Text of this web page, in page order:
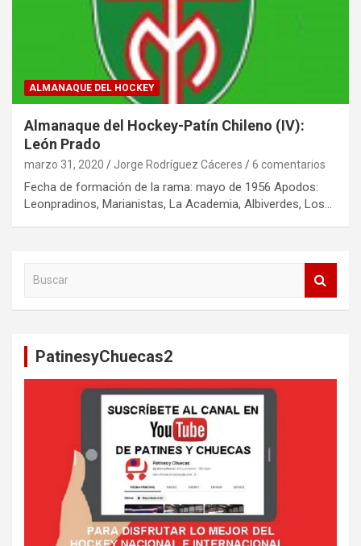
ALMANAQUE DEL HOCKEY
Almanaque del Hockey-Patín Chileno (IV):
León Prado
marzo 31, 2020 Jorge Rodríguez Cáceres 6 comentarios
Fecha de formación de la rama: mayo de 1956 Apodos:
Leonpradinos, Marianistas, La Academia, Albiverdes, Los…
PatinesyChuecas2